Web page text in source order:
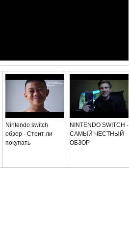
Nintendo switch
обзор - Стоит ли
покупать
NINTENDO SWITCH -
САМЫЙ ЧЕСТНЫЙ
ОБЗОР